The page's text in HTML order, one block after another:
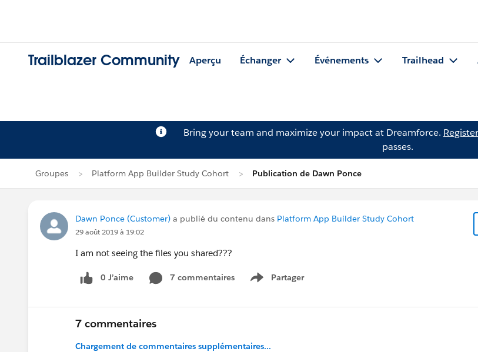
Trailblazer Community Aperçu Échanger Événements Trailhead
Bring your team and maximize your impact at Dreamforce. Register
passes.
Groupes Platform App Builder Study Cohort Publication de Dawn Ponce
Dawn Ponce (Customer) a publié du contenu dans Platform App Builder Study Cohort
29 août 2019 à 19:02
I am not seeing the files you shared???
0 J’aime 7 commentaires Partager
Show menu
7 commentaires
Chargement de commentaires supplémentaires...